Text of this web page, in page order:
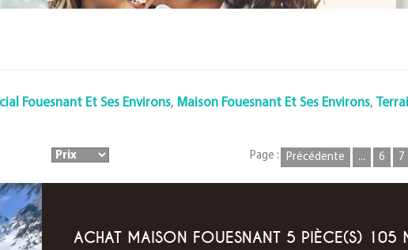
Fouesnant Et Ses Environs, Maison Fouesnant Et Ses Environs,
Précédente ... 6 7
Page :
ACHAT MAISON FOUESNANT 5 PIÈCE(S) 105